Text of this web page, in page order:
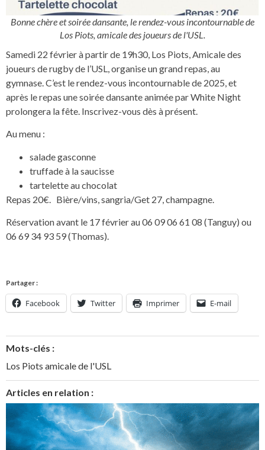
Bonne chère et soirée dansante, le rendez-vous incontournable de
Los Piots, amicale des joueurs de l'USL.
Samedi 22 février à partir de 19h30, Los Piots, Amicale des
joueurs de rugby de l’USL, organise un grand repas, au
gymnase. C’est le rendez-vous incontournable de 2025, et
après le repas une soirée dansante animée par White Night
prolongera la fête. Inscrivez-vous dès à présent.
Au menu :
salade gasconne
truffade à la saucisse
tartelette au chocolat
Repas 20€. Bière/vins, sangria/Get 27, champagne.
Réservation avant le 17 février au 06 09 06 61 08 (Tanguy) ou
06 69 34 93 59 (Thomas).
Partager :
Facebook Twitter Imprimer E-mail
Mots-clés :
Los Piots amicale de l'USL
Articles en relation :